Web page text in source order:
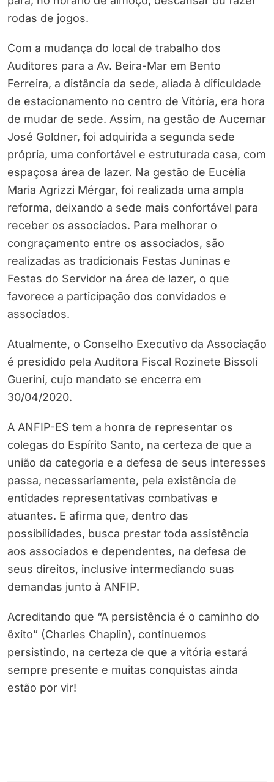
rodas de jogos.
Com a mudança do local de trabalho dos
Auditores para a Av. Beira-Mar em Bento
Ferreira, a distância da sede, aliada à dificuldade
de estacionamento no centro de Vitória, era hora
de mudar de sede. Assim, na gestão de Aucemar
José Goldner, foi adquirida a segunda sede
própria, uma confortável e estruturada casa, com
espaçosa área de lazer. Na gestão de Eucélia
Maria Agrizzi Mérgar, foi realizada uma ampla
reforma, deixando a sede mais confortável para
receber os associados. Para melhorar o
congraçamento entre os associados, são
realizadas as tradicionais Festas Juninas e
Festas do Servidor na área de lazer, o que
favorece a participação dos convidados e
associados.
Atualmente, o Conselho Executivo da Associação
é presidido pela Auditora Fiscal Rozinete Bissoli
Guerini, cujo mandato se encerra em
30/04/2020.
A ANFIP-ES tem a honra de representar os
colegas do Espírito Santo, na certeza de que a
união da categoria e a defesa de seus interesses
passa, necessariamente, pela existência de
entidades representativas combativas e
atuantes. E afirma que, dentro das
possibilidades, busca prestar toda assistência
aos associados e dependentes, na defesa de
seus direitos, inclusive intermediando suas
demandas junto à ANFIP.
Acreditando que “A persistência é o caminho do
êxito” (Charles Chaplin), continuemos
persistindo, na certeza de que a vitória estará
sempre presente e muitas conquistas ainda
estão por vir!